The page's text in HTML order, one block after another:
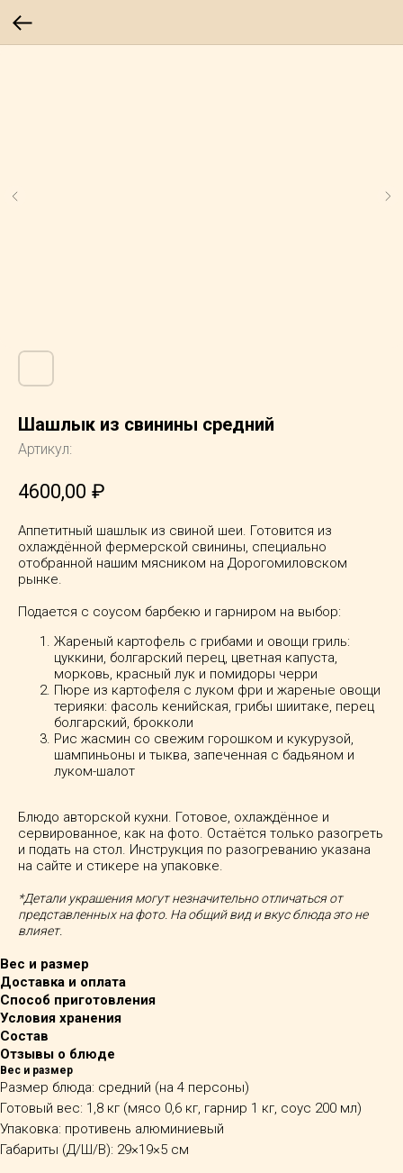
Шашлык из свинины средний
Артикул:
4600,00 ₽
Аппетитный шашлык из свиной шеи. Готовится из
охлаждённой фермерской свинины, специально
отобранной нашим мясником на Дорогомиловском
рынке.
Подается с соусом барбекю и гарниром на выбор:
Жареный картофель с грибами и овощи гриль:
цуккини, болгарский перец, цветная капуста,
морковь, красный лук и помидоры черри
Пюре из картофеля с луком фри и жареные овощи
терияки: фасоль кенийская, грибы шиитаке, перец
болгарский, брокколи
Рис жасмин со свежим горошком и кукурузой,
шампиньоны и тыква, запеченная с бадьяном и
луком-шалот
Блюдо авторской кухни. Готовое, охлаждённое и
сервированное, как на фото. Остаётся только разогреть
и подать на стол. Инструкция по разогреванию указана
на сайте и стикере на упаковке.
*Детали украшения могут незначительно отличаться от
представленных на фото. На общий вид и вкус блюда это не
влияет.
Вес и размер
Доставка и оплата
Способ приготовления
Условия хранения
Состав
Отзывы о блюде
Вес и размер
Размер блюда: средний (на 4 персоны)
Готовый вес: 1,8 кг (мясо 0,6 кг, гарнир 1 кг, соус 200 мл)
Упаковка: противень алюминиевый
Габариты (Д/Ш/В): 29×19×5 см